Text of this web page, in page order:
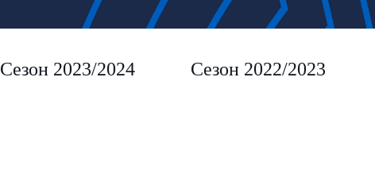
Сезон 2023/2024 Сезон 2022/2023